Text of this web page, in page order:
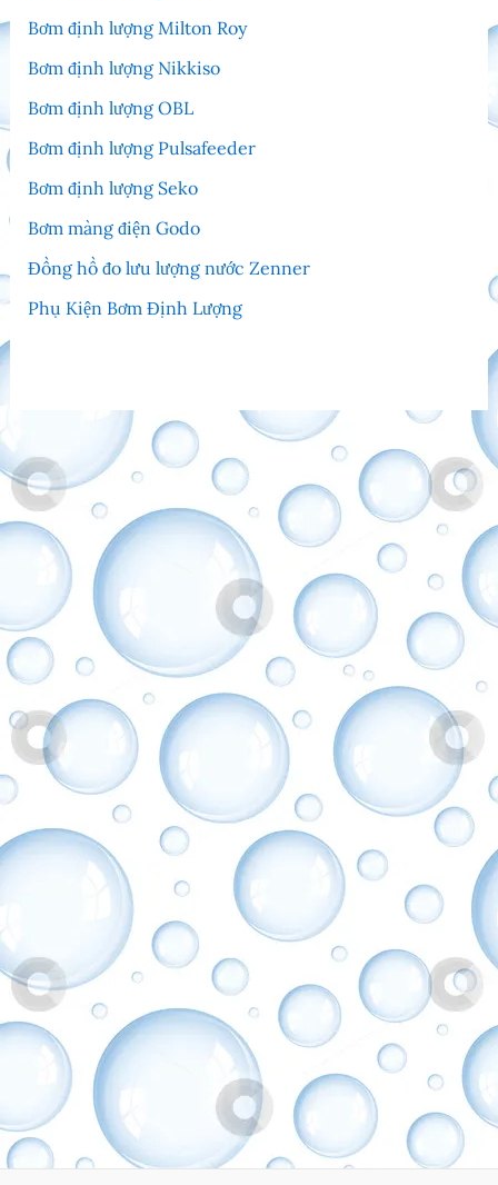
Bơm định lượng Milton Roy
Bơm định lượng Nikkiso
Bơm định lượng OBL
Bơm định lượng Pulsafeeder
Bơm định lượng Seko
Bơm màng điện Godo
Đồng hồ đo lưu lượng nước Zenner
Phụ Kiện Bơm Định Lượng